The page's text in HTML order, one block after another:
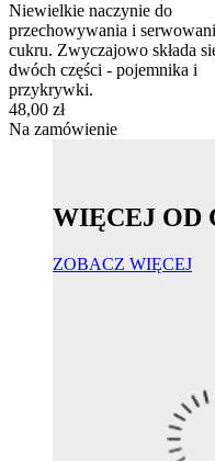
Niewielkie naczynie do
przechowywania i
cukru. Zwyczajowo składa
dwóch części - pojemnika i
przykrywki.
48,00 zł
Na zamówienie
WIĘCEJ OD
ZOBACZ WIĘCEJ